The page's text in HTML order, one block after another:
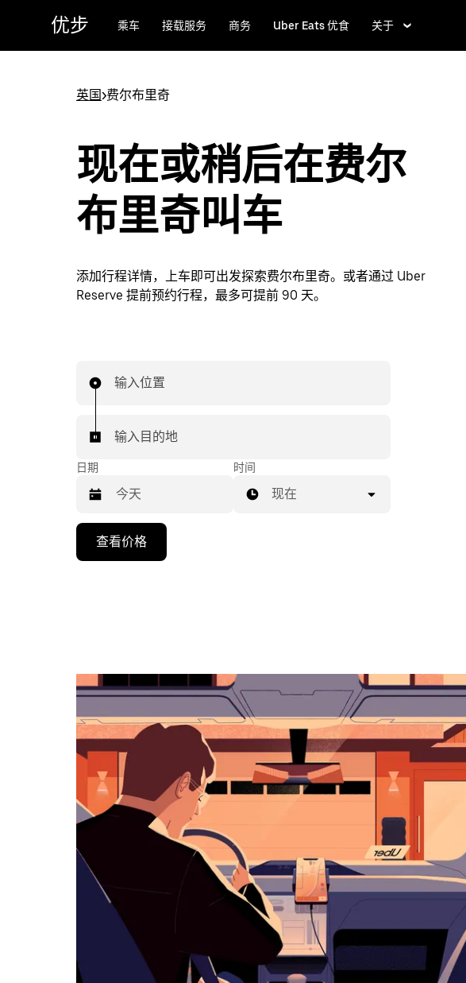
优步 乘车 接载服务 商务 Uber Eats 优食 关于
英国>费尔布里奇
现在或稍后在费尔
布里奇叫车
添加行程详情，上车即可出发探索费尔布里奇。或者通过 Uber
Reserve 提前预约行程，最多可提前 90 天。
输入位置
输入目的地
日期
向
览
历
日
期。
退
日
时间
现在
查看价格